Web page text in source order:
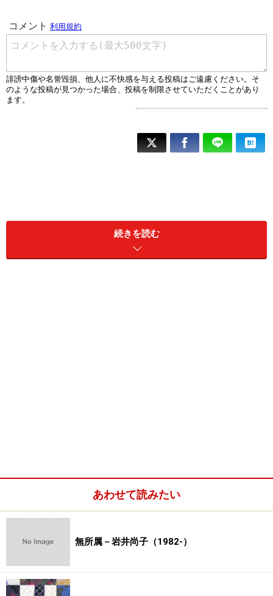
続きを読む
あわせて読みたい
無所属－岩井尚子（1982-）